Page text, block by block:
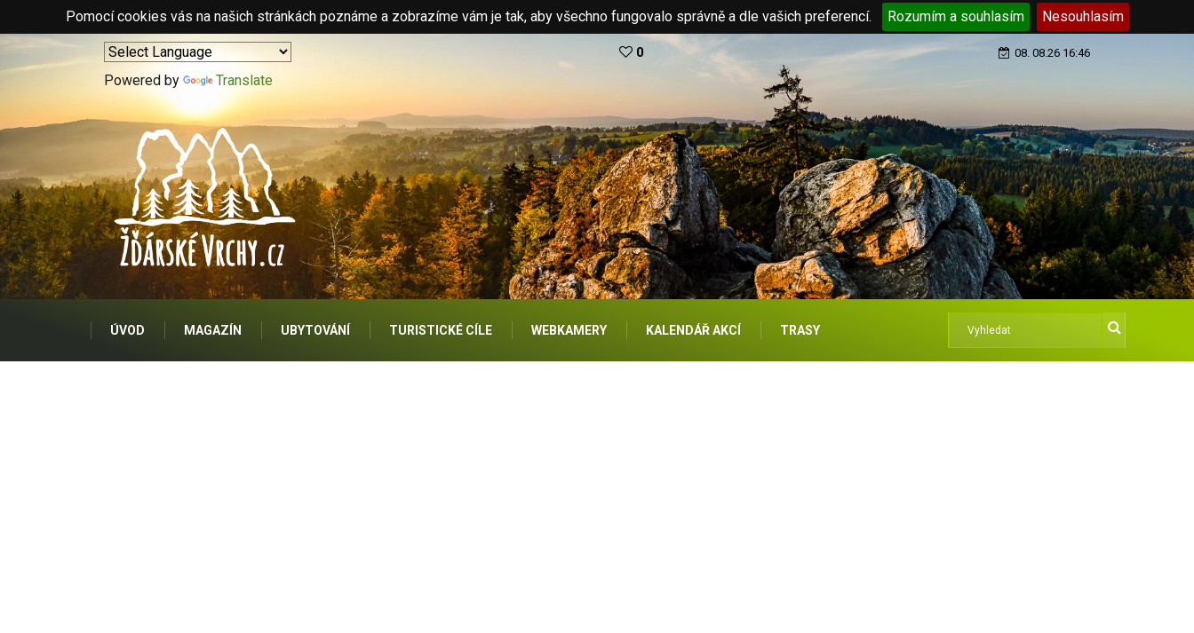
Pomocí cookies vás na našich stránkách poznáme a zobrazíme vám je tak, aby všechno fungovalo správně a dle vašich preferencí. Rozumím a souhlasím Nesouhlasím
Powered by Translate
0 08. 08.26 16:46
ÚVOD MAGAZÍN UBYTOVÁNÍ TURISTICKÉ CÍLE WEBKAMERY KALENDÁŘ AKCÍ TRASY